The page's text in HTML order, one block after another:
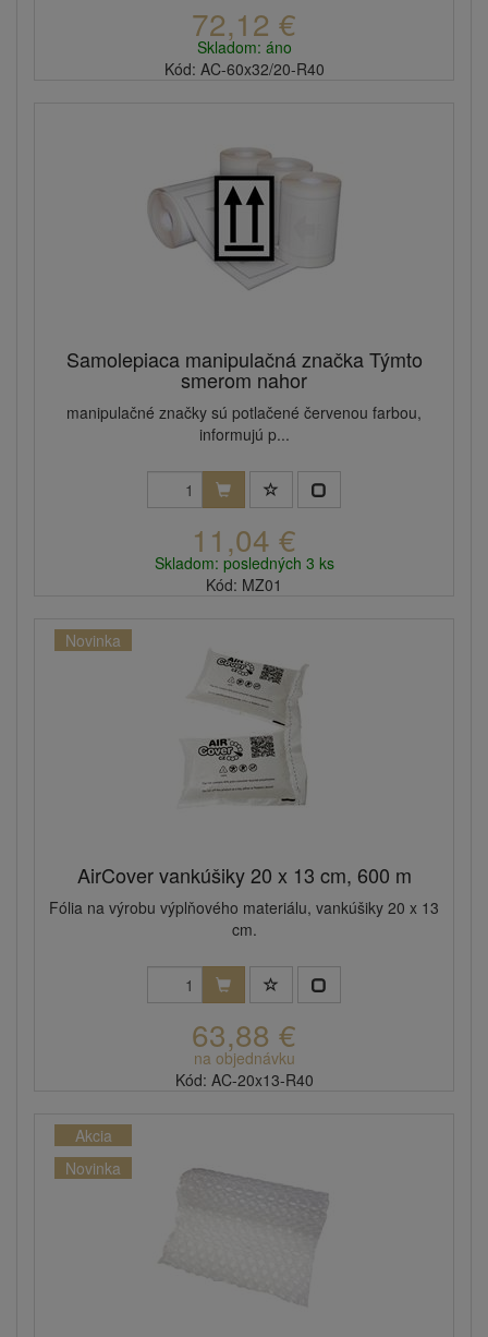
72,12 €
Skladom: áno
Kód: AC-60x32/20-R40
Samolepiaca manipulačná značka Týmto
smerom nahor
manipulačné značky sú potlačené červenou farbou,
informujú p...
11,04 €
Skladom: posledných 3 ks
Kód: MZ01
Novinka
AirCover vankúšiky 20 x 13 cm, 600 m
Fólia na výrobu výplňového materiálu, vankúšiky 20 x 13
cm.
63,88 €
na objednávku
Kód: AC-20x13-R40
Akcia
Novinka